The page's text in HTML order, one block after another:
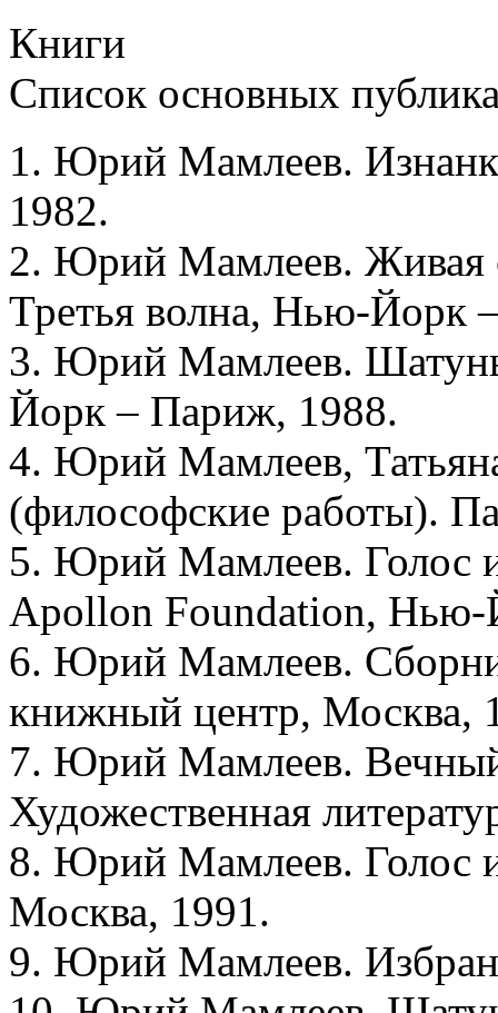
Книги
Список основных
1. Юрий Мамлеев.
1982.
2. Юрий Мамлеев. Живая
Третья волна, Нью-Йорк
3. Юрий Мамлеев.
Йорк – Париж, 1988.
4. Юрий Мамлеев,
(философские работы).
5. Юрий Мамлеев. Голос
Apollon Foundation, Нью-
6. Юрий Мамлеев.
книжный центр, Москва,
7. Юрий Мамлеев.
Художественная
8. Юрий Мамлеев. Голос
Москва, 1991.
9. Юрий Мамлеев.